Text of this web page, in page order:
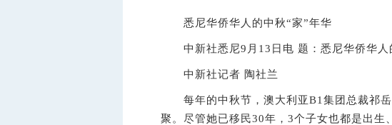
悉尼华侨华人的中秋“家”年华
中新社悉尼9月13日电 题：悉尼华侨华人
中新社记者 陶社兰
每年的中秋节，澳大利亚B1集团总裁祁岳
聚。尽管她已移民30年，3个子女也都是出生